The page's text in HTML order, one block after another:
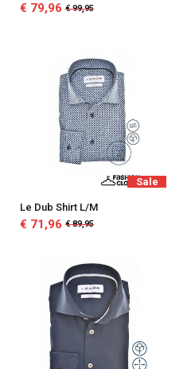
€ 79,96 € 99,95
Sale
Le Dub Shirt L/M
€ 71,96 € 89,95